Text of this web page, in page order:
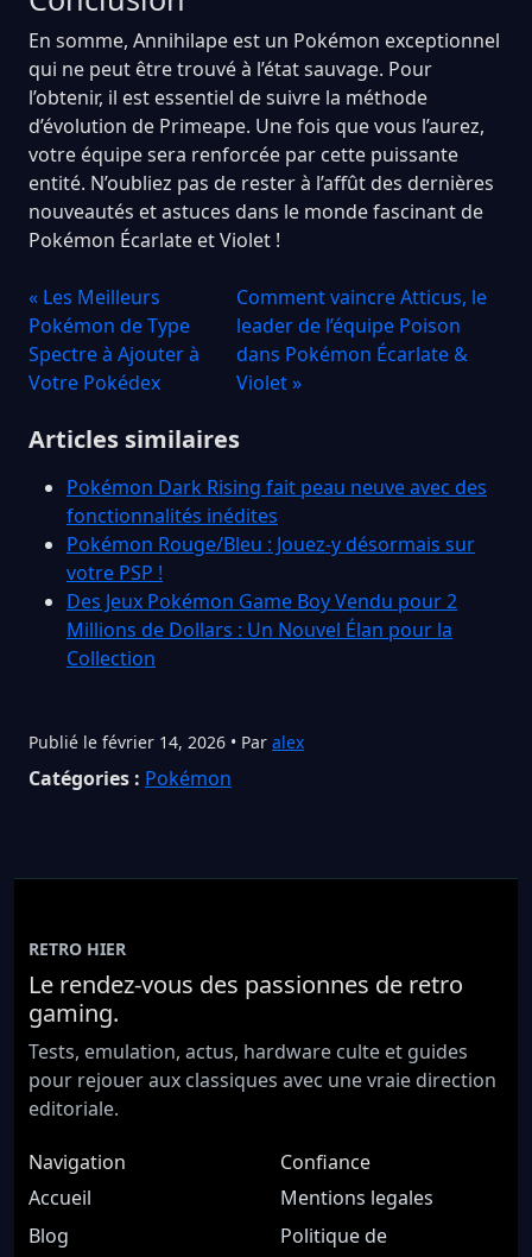
En somme, Annihilape est un Pokémon exceptionnel
qui ne peut être trouvé à l’état sauvage. Pour
l’obtenir, il est essentiel de suivre la méthode
d’évolution de Primeape. Une fois que vous l’aurez,
votre équipe sera renforcée par cette puissante
entité. N’oubliez pas de rester à l’affût des dernières
nouveautés et astuces dans le monde fascinant de
Pokémon Écarlate et Violet !
« Les Meilleurs
Pokémon de Type
Spectre à Ajouter à
Votre Pokédex
Comment vaincre Atticus, le
leader de l’équipe Poison
dans Pokémon Écarlate &
Violet »
Articles similaires
Pokémon Dark Rising fait peau neuve avec des
fonctionnalités inédites
Pokémon Rouge/Bleu : Jouez-y désormais sur
votre PSP !
Des Jeux Pokémon Game Boy Vendu pour 2
Millions de Dollars : Un Nouvel Élan pour la
Collection
Publié le février 14, 2026 • Par alex
Catégories : Pokémon
RETRO HIER
Le rendez-vous des passionnes de retro
gaming.
Tests, emulation, actus, hardware culte et guides
pour rejouer aux classiques avec une vraie direction
editoriale.
Navigation
Accueil
Blog
Confiance
Mentions legales
Politique de